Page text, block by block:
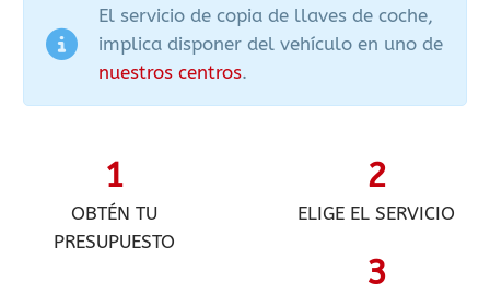
El servicio de copia de llaves de coche,
implica disponer del vehículo en uno de
nuestros centros.
1
OBTÉN TU
PRESUPUESTO
2
ELIGE EL SERVICIO
3